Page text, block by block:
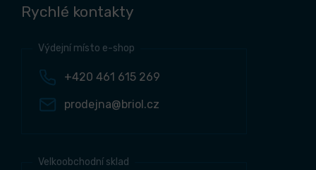
Rychlé kontakty
Výdejní místo e-shop
+420 461 615 269
prodejna@briol.cz
Velkoobchodní sklad